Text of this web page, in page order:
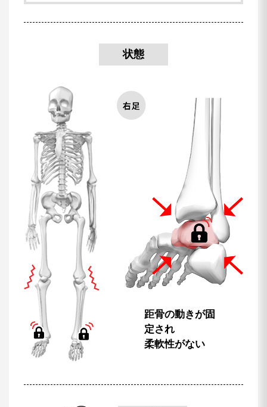
状態
距骨の動きが固
定され
柔軟性がない